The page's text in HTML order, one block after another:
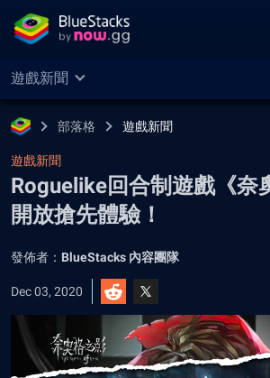
遊戲新聞
部落格 遊戲新聞
遊戲新聞
Roguelike回合制遊戲《奈
開放搶先體驗！
發佈者： BlueStacks 內容團隊
Dec 03, 2020